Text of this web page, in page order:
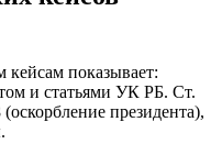
кейсам показывает:
и статьями УК РБ. Ст.
президента),